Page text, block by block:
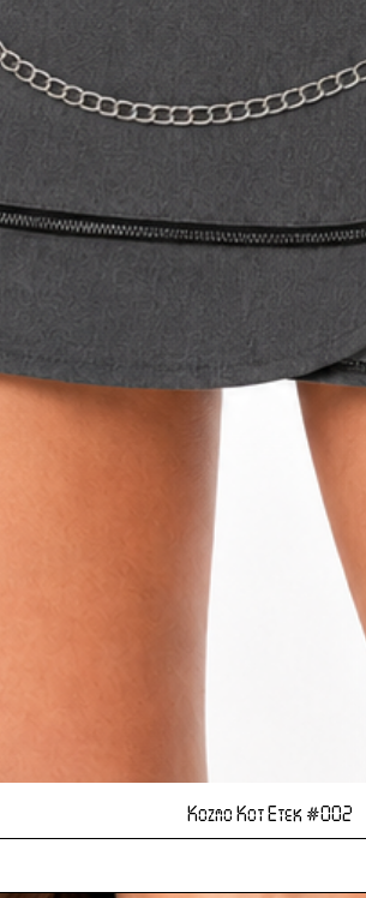
Hızlı Bakış
Kozmo Kot Etek #002